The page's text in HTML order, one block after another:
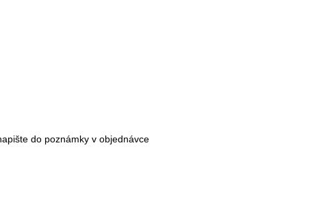
do poznámky v objednávce